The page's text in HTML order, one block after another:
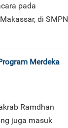
pada
di SMPN
Merdeka
Ramdhan
juga masuk